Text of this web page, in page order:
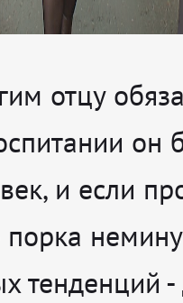
отцу
он
и если
тенденций -